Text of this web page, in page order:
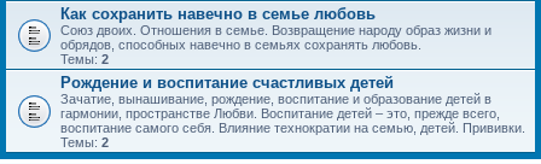
Как сохранить навечно в семье любовь
Союз двоих. Отношения в семье. Возвращение народу образ жизни и
обрядов, способных навечно в семьях сохранять любовь.
Темы: 2
Рождение и воспитание счастливых детей
Зачатие, вынашивание, рождение, воспитание и образование детей в
гармонии, пространстве Любви. Воспитание детей – это, прежде всего,
воспитание самого себя. Влияние технократии на семью, детей. Прививки.
Темы: 2